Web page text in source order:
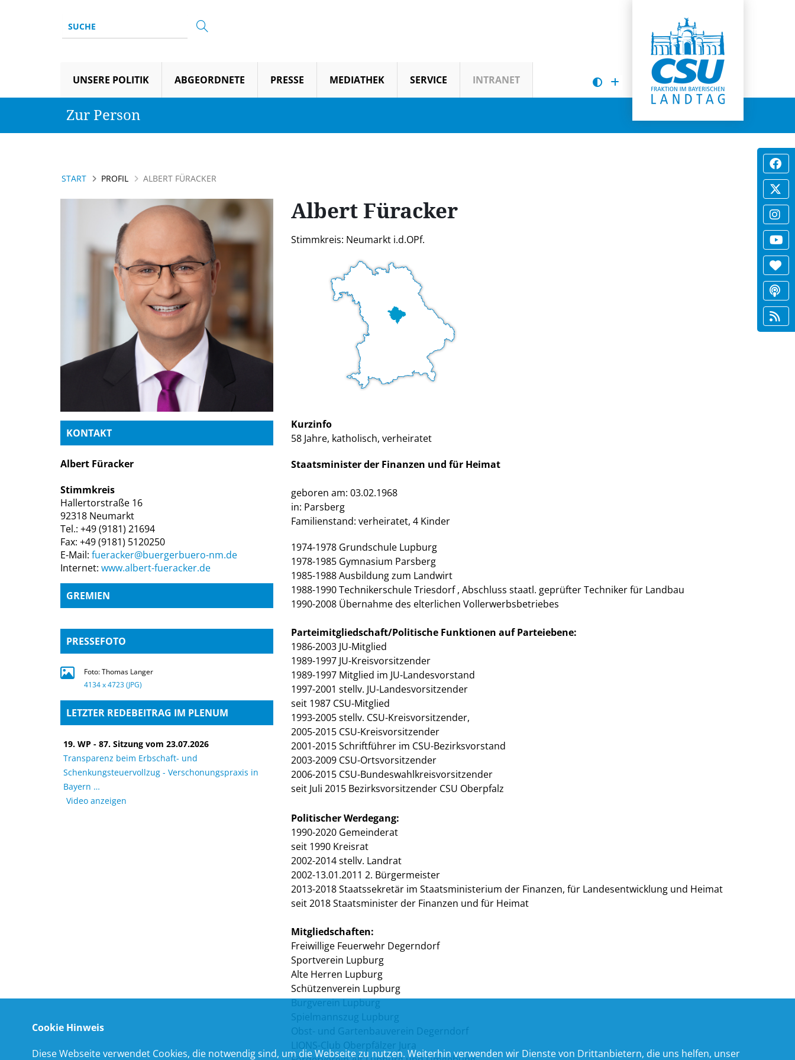
UNSERE POLITIK ABGEORDNETE PRESSE MEDIATHEK SERVICE INTRANET
Zur Person
START PROFIL ALBERT FÜRACKER
KONTAKT
Albert Füracker
Stimmkreis
Hallertorstraße 16
92318 Neumarkt
Tel.: +49 (9181) 21694
Fax: +49 (9181) 5120250
E-Mail: fueracker@buergerbuero-nm.de
Internet: www.albert-fueracker.de
GREMIEN
PRESSEFOTO
Foto: Thomas Langer
4134 x 4723 (JPG)
LETZTER REDEBEITRAG IM PLENUM
19. WP - 87. Sitzung vom 23.07.2026
Transparenz beim Erbschaft- und
Schenkungsteuervollzug - Verschonungspraxis in
Bayern
Video anzeigen
Albert Füracker
Stimmkreis: Neumarkt i.d.OPf.
Kurzinfo
58 Jahre, katholisch, verheiratet
Staatsminister der Finanzen und für Heimat
geboren am: 03.02.1968
in: Parsberg
Familienstand: verheiratet, 4 Kinder
1974-1978 Grundschule Lupburg
1978-1985 Gymnasium Parsberg
1985-1988 Ausbildung zum Landwirt
1988-1990 Technikerschule Triesdorf , Abschluss staatl. geprüfter Techniker für Landbau
1990-2008 Übernahme des elterlichen Vollerwerbsbetriebes
Parteimitgliedschaft/Politische Funktionen auf Parteiebene:
1986-2003 JU-Mitglied
1989-1997 JU-Kreisvorsitzender
1989-1997 Mitglied im JU-Landesvorstand
1997-2001 stellv. JU-Landesvorsitzender
seit 1987 CSU-Mitglied
1993-2005 stellv. CSU-Kreisvorsitzender,
2005-2015 CSU-Kreisvorsitzender
2001-2015 Schriftführer im CSU-Bezirksvorstand
2003-2009 CSU-Ortsvorsitzender
2006-2015 CSU-Bundeswahlkreisvorsitzender
seit Juli 2015 Bezirksvorsitzender CSU Oberpfalz
Politischer Werdegang:
1990-2020 Gemeinderat
seit 1990 Kreisrat
2002-2014 stellv. Landrat
2002-13.01.2011 2. Bürgermeister
2013-2018 Staatssekretär im Staatsministerium der Finanzen, für Landesentwicklung und Heimat
seit 2018 Staatsminister der Finanzen und für Heimat
Mitgliedschaften:
Freiwillige Feuerwehr Degerndorf
Sportverein Lupburg
Alte Herren Lupburg
Schützenverein Lupburg
Burgverein Lupburg
Spielmannszug Lupburg
Obst- und Gartenbauverein Degerndorf
LIONS-Club Oberpfälzer Jura
Cookie Hinweis
Diese Webseite verwendet Cookies, die notwendig sind, um die Webseite zu nutzen. Weiterhin verwenden wir Dienste von Drittanbietern, die uns helfen, unser